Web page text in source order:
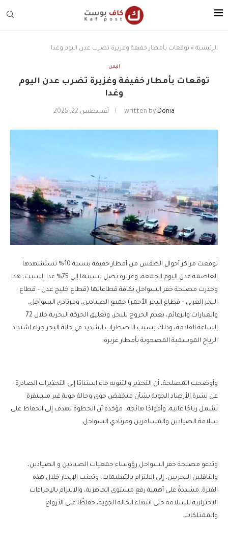
الرئيسية » توقعات بأمطار خفيفة وغزيرة تضرب عدن اليوم وغدا
اليمن
توقعات بأمطار خفيفة وغزيرة تضرب عدن اليوم
وغدا
written by Donia أغسطس 22, 2025
توقعت مراكز أحوال الطقس من أمطار خفيفة بنسبة 10% تستشهدها
العاصمة عدن اليوم الجمعة، وغزيرة تصل نسبتها إلى 75% غدا السبت، هذا
وحذرت مصلحة خفر السواحل بكافة قطاعاتها (قطاع خليج عدن – قطاع
البحر العربي – قطاع البحر الأحمر) جميع الصيادين، ومرتادي السواحل،
والعبارات والزعائم، بعدم الخروج للبحر، وتعليق الحركة البحرية خلال 72
الساعة القادمة، وذلك بسبب الاضطراب الشديد في حالة البحر جراء اشتداد
الرياح الموسمية المصحوبة بأمطار غزيرة.
وأوضحت المصلحة، أن التحذير والتنويه جاء استنادًا إلى التحذيرات الصادرة
عن نشرة الأرصاد الجوية بشأن منخفض جوي وحالة جوية غير مستقرة
تشمل رياحًا عاتية، وأمواجًا هائجة.. مؤكدة أن الخطوة تهدف إلى الحفاظ على
سلامة الصيادين والمسافرين ومرتادي السواحل.
وتدعو مصلحة خفر السواحل رؤوساء جمعيات الصيادين و الصيادين،
والناقلين البحريين، إلى الالتزام بالتعليمات، وتجنب الإبحار خلال هذه
الفترة..مشددةً على أهمية رفع مستوى الجاهزية، والالتزام بالإجراءات
الاحترازية للسلامة حتى انتهاء الحالة الجوية، حفاظًا على الأرواح
والممتلكات.